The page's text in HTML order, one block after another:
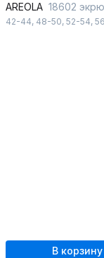
AREOLA 18602 экрю
42-44, 48-50, 52-54,
В корзину